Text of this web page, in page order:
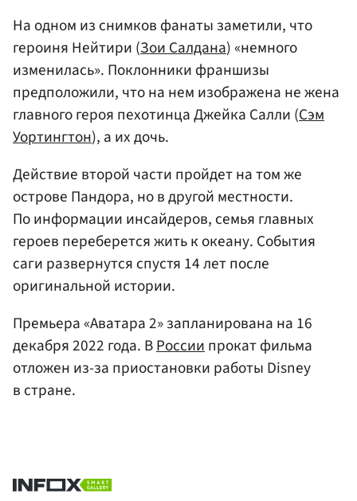
На одном из снимков фанаты заметили, что
героиня Нейтири (Зои Салдана) «немного
изменилась». Поклонники франшизы
предположили, что на нем изображена не жена
главного героя пехотинца Джейка Салли (Сэм
Уортингтон), а их дочь.
Действие второй части пройдет на том же
острове Пандора, но в другой местности.
По информации инсайдеров, семья главных
героев переберется жить к океану. События
саги развернутся спустя 14 лет после
оригинальной истории.
Премьера «Аватара 2» запланирована на 16
декабря 2022 года. ВРоссиипрокат фильма
отложен из-за приостановки работы Disney
в стране.